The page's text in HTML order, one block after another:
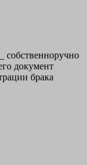
собственноручно
документ
брака